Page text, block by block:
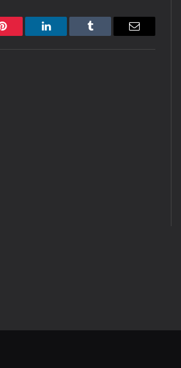
Pinterest LinkedIn Tumblr Email